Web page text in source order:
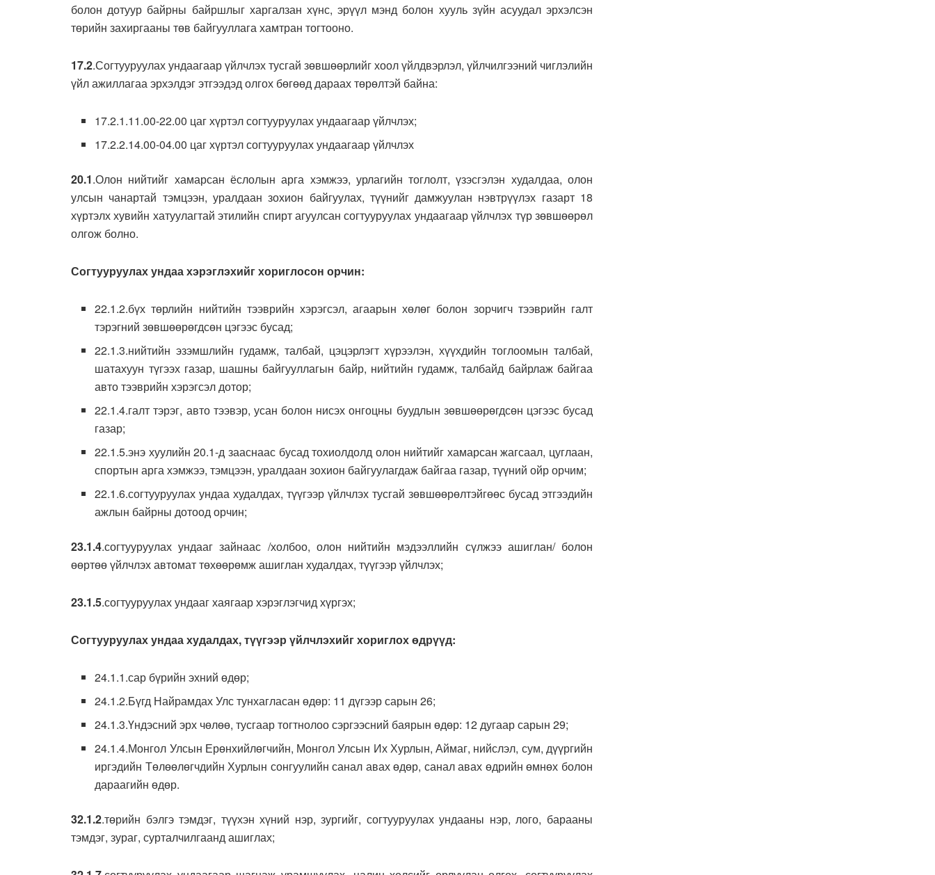
болон дотуур байрны байршлыг харгалзан хүнс, эрүүл мэнд болон хууль зүйн асуудал эрхэлсэн
төрийн захиргааны төв байгууллага хамтран тогтооно.
17.2.Согтууруулах ундаагаар үйлчлэх тусгай зөвшөөрлийг хоол үйлдвэрлэл, үйлчилгээний чиглэлийн
үйл ажиллагаа эрхэлдэг этгээдэд олгох бөгөөд дараах төрөлтэй байна:
17.2.1.11.00-22.00 цаг хүртэл согтууруулах ундаагаар үйлчлэх;
17.2.2.14.00-04.00 цаг хүртэл согтууруулах ундаагаар үйлчлэх
20.1.Олон нийтийг хамарсан ёслолын арга хэмжээ, урлагийн тоглолт, үзэсгэлэн худалдаа, олон
улсын чанартай тэмцээн, уралдаан зохион байгуулах, түүнийг дамжуулан нэвтрүүлэх газарт 18
хүртэлх хувийн хатуулагтай этилийн спирт агуулсан согтууруулах ундаагаар үйлчлэх түр зөвшөөрөл
олгож болно.
Согтууруулах ундаа хэрэглэхийг хориглосон орчин:
22.1.2.бүх төрлийн нийтийн тээврийн хэрэгсэл, агаарын хөлөг болон зорчигч тээврийн галт
тэрэгний зөвшөөрөгдсөн цэгээс бусад;
22.1.3.нийтийн эзэмшлийн гудамж, талбай, цэцэрлэгт хүрээлэн, хүүхдийн тоглоомын талбай,
шатахуун түгээх газар, шашны байгууллагын байр, нийтийн гудамж, талбайд байрлаж байгаа
авто тээврийн хэрэгсэл дотор;
22.1.4.галт тэрэг, авто тээвэр, усан болон нисэх онгоцны буудлын зөвшөөрөгдсөн цэгээс бусад
газар;
22.1.5.энэ хуулийн 20.1-д зааснаас бусад тохиолдолд олон нийтийг хамарсан жагсаал, цуглаан,
спортын арга хэмжээ, тэмцээн, уралдаан зохион байгуулагдаж байгаа газар, түүний ойр орчим;
22.1.6.согтууруулах ундаа худалдах, түүгээр үйлчлэх тусгай зөвшөөрөлтэйгөөс бусад этгээдийн
ажлын байрны дотоод орчин;
23.1.4.согтууруулах ундааг зайнаас /холбоо, олон нийтийн мэдээллийн сүлжээ ашиглан/ болон
өөртөө үйлчлэх автомат төхөөрөмж ашиглан худалдах, түүгээр үйлчлэх;
23.1.5.согтууруулах ундааг хаягаар хэрэглэгчид хүргэх;
Согтууруулах ундаа худалдах, түүгээр үйлчлэхийг хориглох өдрүүд:
24.1.1.сар бүрийн эхний өдөр;
24.1.2.Бүгд Найрамдах Улс тунхагласан өдөр: 11 дүгээр сарын 26;
24.1.3.Үндэсний эрх чөлөө, тусгаар тогтнолоо сэргээсний баярын өдөр: 12 дугаар сарын 29;
24.1.4.Монгол Улсын Ерөнхийлөгчийн, Монгол Улсын Их Хурлын, Аймаг, нийслэл, сум, дүүргийн
иргэдийн Төлөөлөгчдийн Хурлын сонгуулийн санал авах өдөр, санал авах өдрийн өмнөх болон
дараагийн өдөр.
32.1.2.төрийн бэлгэ тэмдэг, түүхэн хүний нэр, зургийг, согтууруулах ундааны нэр, лого, барааны
тэмдэг, зураг, сурталчилгаанд ашиглах;